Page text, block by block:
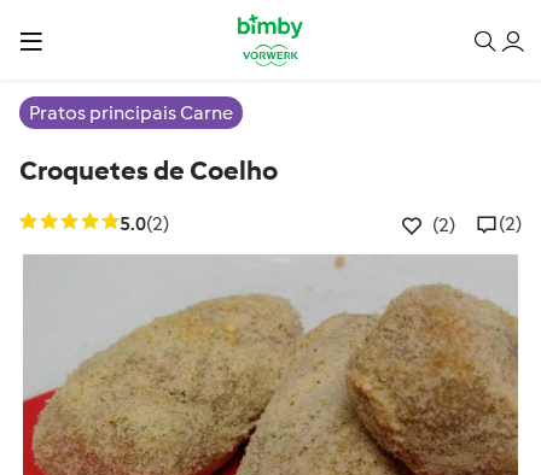
Pratos principais Carne
Croquetes de Coelho
5.0(2) (2) (2)